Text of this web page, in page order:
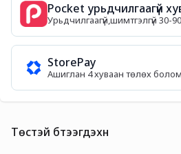
Pocket урьдчилгаагүй
Урьдчилгаагүй,шимтгэлгүй 30-
StorePay
Ашиглан 4 хуваан төлөх
Төстэй бүтээгдэхүүн